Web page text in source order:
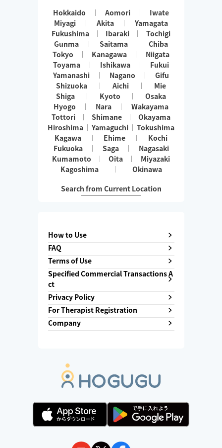
Hokkaido Aomori
Iwate
Miyagi
Akita
Yamagata
Fukushima
Ibaraki
Tochigi
Gunma
Saitama
Chiba
Tokyo
Kanagawa
Niigata
Toyama
Ishikawa
Fukui
Yamanashi
Nagano
Gifu
Shizuoka
Aichi
Mie
Shiga
Kyoto
Osaka
Hyogo
Nara
Wakayama
Tottori
Shimane
Okayama
Hiroshima
Yamaguchi
Tokushima
Kagawa
Ehime
Kochi
Fukuoka
Saga
Nagasaki
Kumamoto
Oita
Miyazaki
Kagoshima
Okinawa
Search from Current Location
How to Use
FAQ
Terms of Use
Specified Commercial Transactions A
ct
Privacy Policy
For Therapist Registration
Company